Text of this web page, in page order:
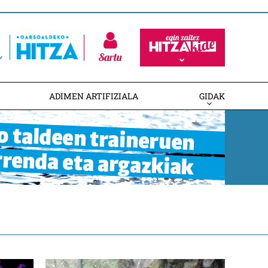
Sartu
ADIMEN ARTIFIZIALA GIDAK